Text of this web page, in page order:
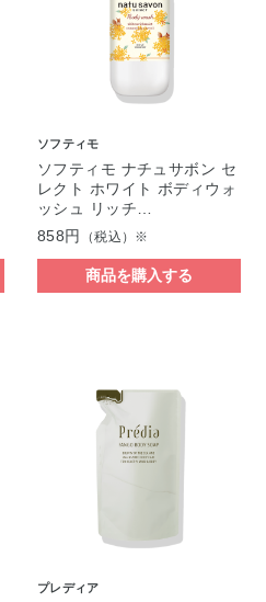
ソフティモ
ソフティモ ナチュサボン セ
レクト ホワイト ボディウォ
ッシュ リッチ…
858円
（税込）※
商品を購入する
プレディア